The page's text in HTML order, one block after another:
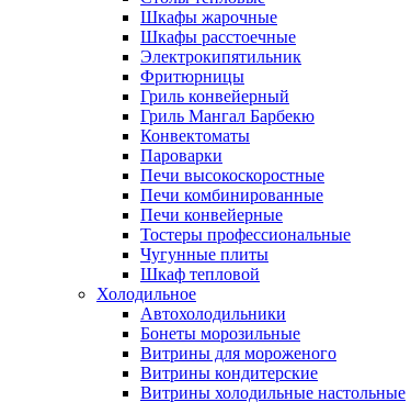
Шкафы жарочные
Шкафы расстоечные
Электрокипятильник
Фритюрницы
Гриль конвейерный
Гриль Мангал Барбекю
Конвектоматы
Пароварки
Печи высокоскоростные
Печи комбинированные
Печи конвейерные
Тостеры профессиональные
Чугунные плиты
Шкаф тепловой
Холодильное
Автохолодильники
Бонеты морозильные
Витрины для мороженого
Витрины кондитерские
Витрины холодильные настольные